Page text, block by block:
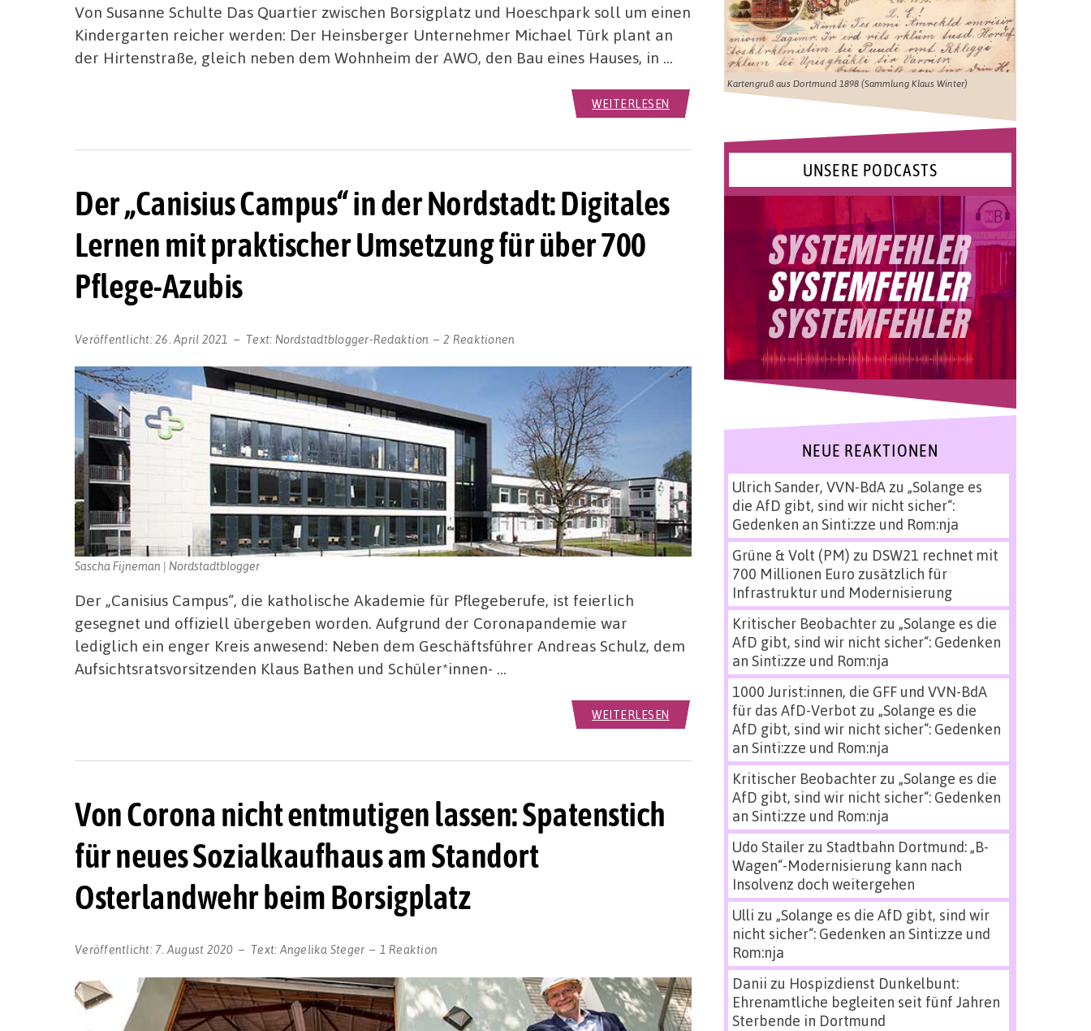
Von Susanne Schulte Das Quartier zwischen Borsigplatz und Hoeschpark soll um einen
Kindergarten reicher werden: Der Heinsberger Unternehmer Michael Türk plant an
der Hirtenstraße, gleich neben dem Wohnheim der AWO, den Bau eines Hauses, in …
WEITERLESEN
Der „Canisius Campus“ in der Nordstadt: Digitales
Lernen mit praktischer Umsetzung für über 700
Pflege-Azubis
Veröffentlicht: 26. April 2021 Text: Nordstadtblogger-Redaktion 2 Reaktionen
Sascha Fijneman | Nordstadtblogger
Der „Canisius Campus“, die katholische Akademie für Pflegeberufe, ist feierlich
gesegnet und offiziell übergeben worden. Aufgrund der Coronapandemie war
lediglich ein enger Kreis anwesend: Neben dem Geschäftsführer Andreas Schulz, dem
Aufsichtsratsvorsitzenden Klaus Bathen und Schüler*innen- …
WEITERLESEN
Von Corona nicht entmutigen lassen: Spatenstich
für neues Sozialkaufhaus am Standort
Osterlandwehr beim Borsigplatz
Veröffentlicht: 7. August 2020 Text: Angelika Steger 1 Reaktion
Kartengruß aus Dortmund 1898 (Sammlung Klaus Winter)
UNSERE PODCASTS
NEUE REAKTIONEN
Ulrich Sander, VVN-BdAzu „Solange es
die AfD gibt, sind wir nicht sicher“:
Gedenken an Sinti:zze und Rom:nja
Grüne & Volt (PM) zu DSW21 rechnet mit
700 Millionen Euro zusätzlich für
Infrastruktur und Modernisierung
Kritischer Beobachterzu „Solange es die
AfD gibt, sind wir nicht sicher“: Gedenken
an Sinti:zze und Rom:nja
1000 Jurist:innen, die GFF und VVN-BdA
für das AfD-Verbot zu „Solange es die
AfD gibt, sind wir nicht sicher“: Gedenken
an Sinti:zze und Rom:nja
Kritischer Beobachterzu „Solange es die
AfD gibt, sind wir nicht sicher“: Gedenken
an Sinti:zze und Rom:nja
Udo Stailerzu Stadtbahn Dortmund: „B-
Wagen“-Modernisierung kann nach
Insolvenz doch weitergehen
Ulli zu „Solange es die AfD gibt, sind wir
nicht sicher“: Gedenken an Sinti:zze und
Rom:nja
Danii zu Hospizdienst Dunkelbunt:
Ehrenamtliche begleiten seit fünf Jahren
Sterbende in Dortmund